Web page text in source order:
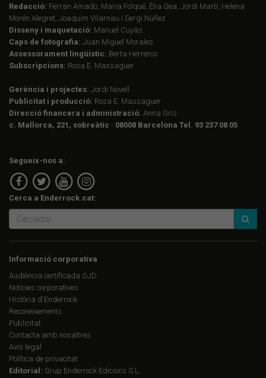
Redacció: Ferran Amado, Maria Folqué, Èlia Gea, Jordi Martí, Helena
Morén Alegret, Joaquim Vilarnau i Sergi Núñez
Disseny i maquetació: Manuel Cuyàs
Caps de fotografia: Juan Miguel Morales
Assessorament lingüístic: Berta Herreros
Subscripcions: Rosa E. Massaguer
Gerència i projectes: Jordi Novell
Publicitat i producció: Rosa E. Massaguer
Direcció financera i administració: Anna Gris
c. Mallorca, 221, sobreàtic · 08008 Barcelona Tel. 93 237 08 05
Segueix-nos a:
Cerca a Enderrock.cat:
Informació corporativa
Audiència certificada OJD
Notícies corporatives
Història d'Enderrock
Reconeixements
Publicitat
Contacta amb nosaltres
Avís legal
Política de privacitat
Editorial: Grup Enderrock Edicions S.L.